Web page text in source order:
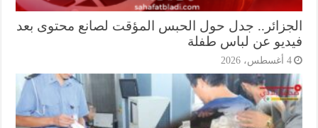
جدل حول الحبس المؤقت لصانع محتوى بعد
عن لباس طفلة